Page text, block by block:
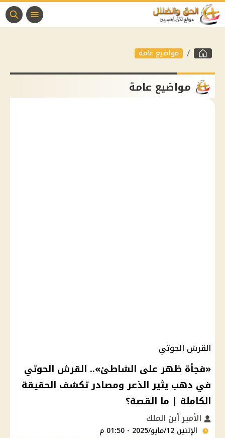
مواضيع عامة
مواضيع عامة
القرش الحوتي
«فجأة ظهر على الشاطئ».. القرش الحوتي
في دهب يثير الذعر ومصادر تكشف الحقيقة
الكاملة | ما القصة؟
الأمير أبن الملك
الإثنين 12/مايو/2025 - 01:50 م